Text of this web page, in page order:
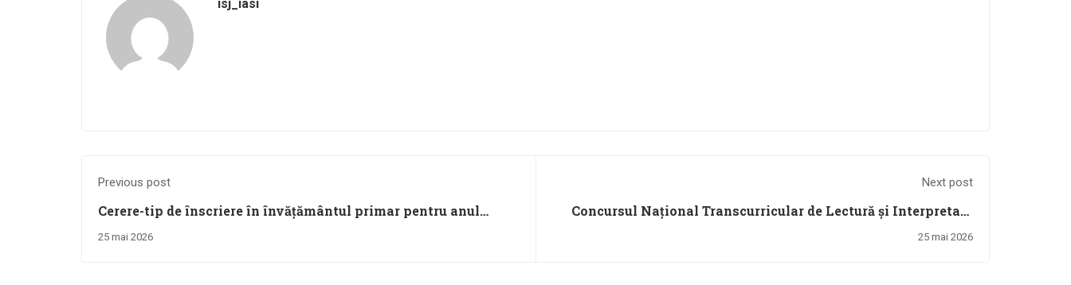
isj_iasi
Previous post
Cerere-tip de înscriere în învățământul primar pentru anul
școlar 2026-2027, Etapa II
25 mai 2026
Next post
Concursul Național Transcurricular de Lectură și Interpretare
„Ionel Teodoreanu” ediția a XX-a, Iași (21 – 24 mai 2026)
25 mai 2026